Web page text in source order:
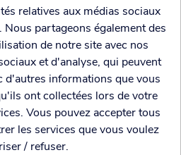
Verre plastique avec
paille Game over
4.99€
relatives aux médias sociaux
partageons également des
de notre site avec nos
et d'analyse, qui peuvent
d'autres informations que vous
ont collectées lors de votre
Vous pouvez accepter tous
les services que vous voulez
/ refuser.